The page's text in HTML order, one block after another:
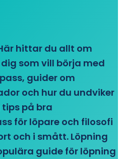
hittar du allt om
som vill börja med
guider om
och hur du undviker
på bra
för löpare och filosofi
och i smått. Löpning
guide för löpning